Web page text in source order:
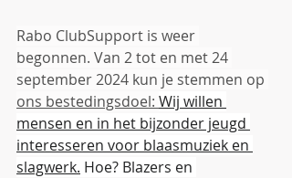
Rabo ClubSupport is weer
begonnen. Van 2 tot en met 24
september 2024 kun je stemmen op
ons bestedingsdoel: Wij willen
mensen en in het bijzonder jeugd
interesseren voor blaasmuziek en
slagwerk. Hoe? Blazers en